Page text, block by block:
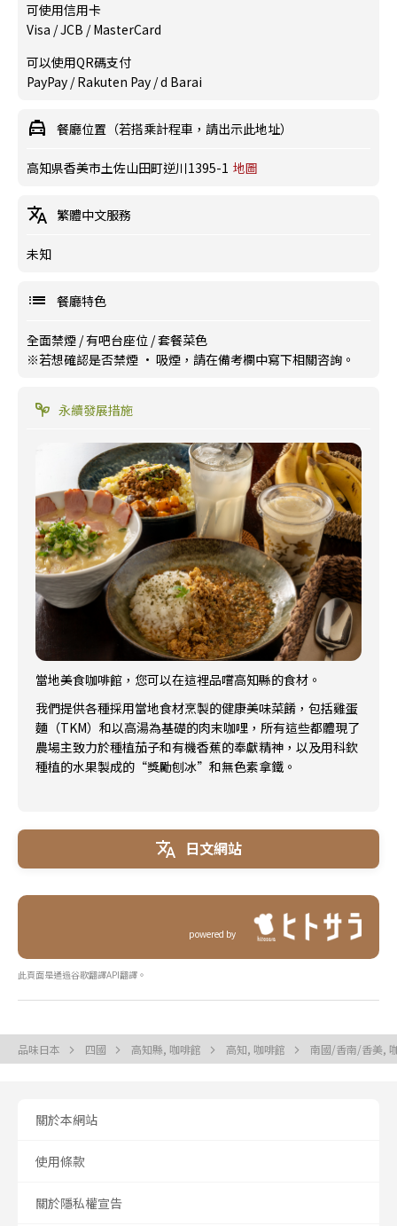
可使用信用卡
Visa / JCB / MasterCard
可以使用QR碼支付
PayPay / Rakuten Pay / d Barai
餐廳位置（若搭乘計程車，請出示此地址）
高知県香美市土佐山田町逆川1395-1 地圖
繁體中文服務
未知
餐廳特色
全面禁煙 /有吧台座位 /套餐菜色
※若想確認是否禁煙 · 吸煙，請在備考欄中寫下相關咨詢。
永續發展措施
當地美食咖啡館，您可以在這裡品嚐高知縣的食材。
我們提供各種採用當地食材烹製的健康美味菜餚，包括雞蛋
麵（TKM）和以高湯為基礎的肉末咖哩，所有這些都體現了
農場主致力於種植茄子和有機香蕉的奉獻精神，以及用科欽
種植的水果製成的“獎勵刨冰”和無色素拿鐵。
日文網站
powered by
此頁面是通過谷歌翻譯API翻譯。
品味日本 四國 高知縣, 咖啡館 高知, 咖啡館 南國/香南/香美,
關於本網站
使用條款
關於隱私權宣告